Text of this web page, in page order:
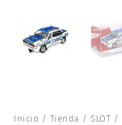
Inicio / Tienda / SLOT/